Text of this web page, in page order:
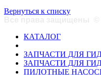
Вернуться к списку
КАТАЛОГ
ЗАПЧАСТИ ДЛЯ
ЗАПЧАСТИ ДЛЯ
ПИЛОТНЫЕ